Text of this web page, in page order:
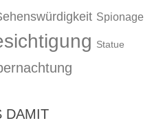
Spionage
Statue
DAMIT